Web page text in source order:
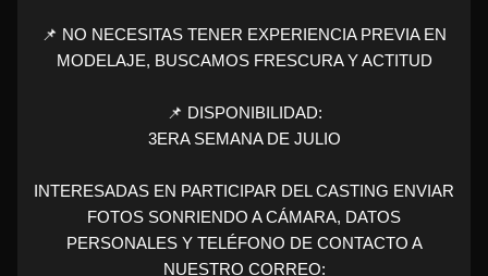
📌 NO NECESITAS TENER EXPERIENCIA PREVIA EN
MODELAJE, BUSCAMOS FRESCURA Y ACTITUD
📌 DISPONIBILIDAD:
3ERA SEMANA DE JULIO
INTERESADAS EN PARTICIPAR DEL CASTING ENVIAR
FOTOS SONRIENDO A CÁMARA, DATOS
PERSONALES Y TELÉFONO DE CONTACTO A
NUESTRO CORREO: